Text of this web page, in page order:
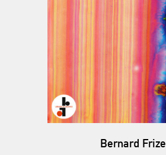
Bernard Frize